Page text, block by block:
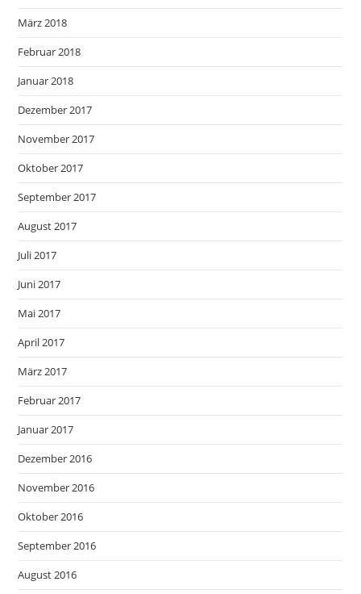
März 2018
Februar 2018
Januar 2018
Dezember 2017
November 2017
Oktober 2017
September 2017
August 2017
Juli 2017
Juni 2017
Mai 2017
April 2017
März 2017
Februar 2017
Januar 2017
Dezember 2016
November 2016
Oktober 2016
September 2016
August 2016